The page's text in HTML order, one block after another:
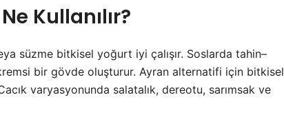
Kullanılır?
süzme bitkisel yoğurt iyi çalışır. Soslarda tahin–
kremsi bir gövde oluşturur. Ayran alternatifi için bitkisel
varyasyonunda salatalık, dereotu, sarımsak ve